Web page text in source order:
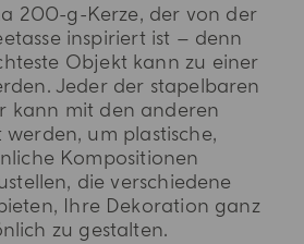
200-g-Kerze, der von der
inspiriert ist – denn
Objekt kann zu einer
Jeder der stapelbaren
kann mit den anderen
um plastische,
Kompositionen
die verschiedene
Ihre Dekoration ganz
zu gestalten.